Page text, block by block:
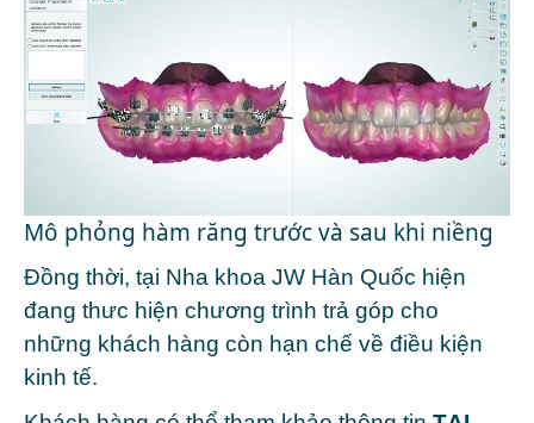
Mô phỏng hàm răng trước và sau khi niềng
Đồng thời, tại Nha khoa JW Hàn Quốc hiện
đang thưc hiện chương trình trả góp cho
những khách hàng còn hạn chế về điều kiện
kinh tế.